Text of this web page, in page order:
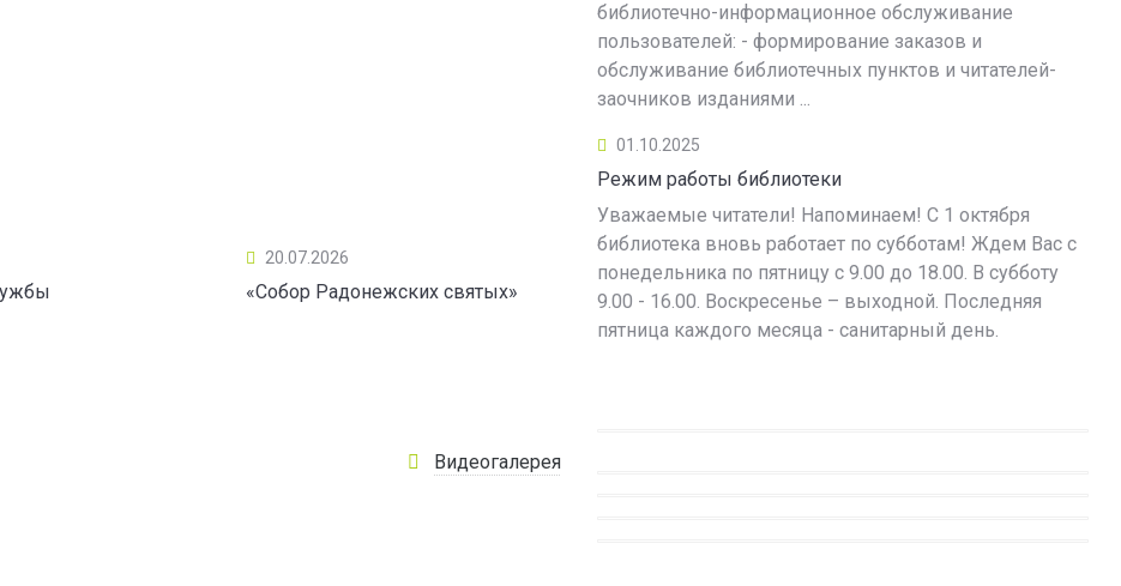
20.07.2026
«Собор Радонежских святых»
библиотечно-информационное обслуживание
пользователей: - формирование заказов и
обслуживание библиотечных пунктов и читателей-
заочников изданиями ...
01.10.2025
Режим работы библиотеки
Уважаемые читатели! Напоминаем! С 1 октября
библиотека вновь работает по субботам! Ждем Вас с
понедельника по пятницу с 9.00 до 18.00. В субботу
9.00 - 16.00. Воскресенье – выходной. Последняя
пятница каждого месяца - санитарный день.
Видеогалерея